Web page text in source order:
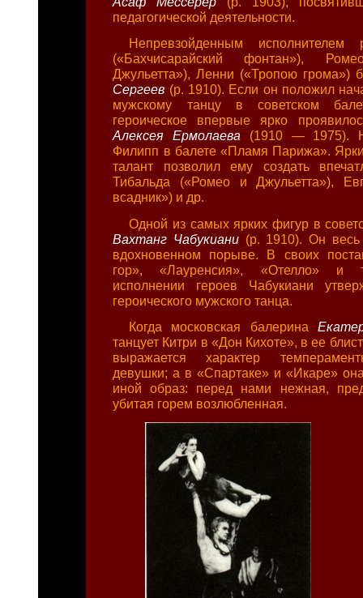
педагогической деятельности.
Непревзойденным исполнителем
(«Бахчисарайский фонтан»),
Джульетта»), Ленни («Тропою грома»)
Сергеев (р. 1910). Если он положил
мужскому танцу в советском
героическое впервые ярко
Алексея Ермолаева (1910 — 1975).
Филипп в балете «Пламя Парижа».
талант позволил ему создать
Тибальда («Ромео и Джульетта»),
всадник») и др.
Одной из самых ярких фигур в
Вахтанг Чабукиани (р. 1910). Он весь
вдохновенном порыве. В своих
гор», «Лауренсия», «Отелло» и
исполнении героев Чабукиани
героического мужского танца.
Когда московская балерина
танцует Китри в «Дон Кихоте», в ее
выражается характер
девушки; а в «Спартаке» и «Икаре»
иной образ: перед нами нежная,
убитая горем возлюбленная.